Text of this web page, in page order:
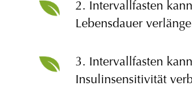
2. Intervallfasten
Lebensdauer
3. Intervallfasten
Insulinsensitivität